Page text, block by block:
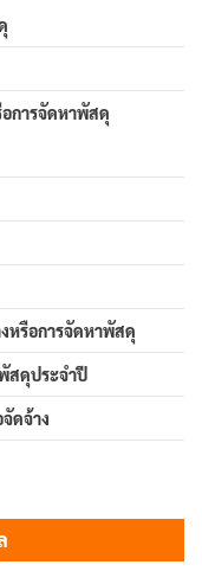
การจัดหาพัสดุ
หรือการจัดหาพัสดุ
สดุประจำปี
ดจ้าง